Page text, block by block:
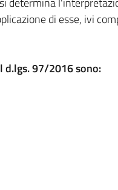
di esse, ivi
97/2016 sono: